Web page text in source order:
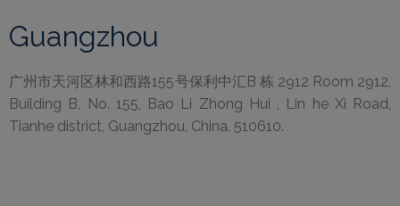
Guangzhou
广州市天河区林和西路155号保利中汇B 栋 2912 Room 2912,
Building B, No. 155, Bao Li Zhong Hui , Lin he Xi Road,
Tianhe district, Guangzhou, China. 510610.